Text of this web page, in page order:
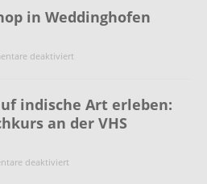
in Weddinghofen
deaktiviert
indische Art erleben:
an der VHS
deaktiviert